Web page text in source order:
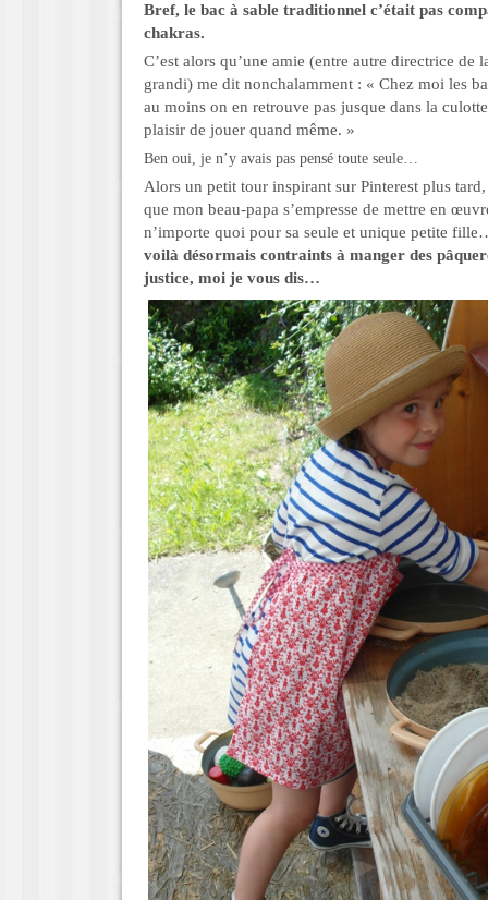
Bref, le bac à sable traditionnel c’était pas
chakras.
C’est alors qu’une amie (entre autre directrice de
grandi) me dit nonchalamment : « Chez moi les
au moins on en retrouve pas jusque dans la
plaisir de jouer quand même. »
Ben oui, je n’y avais pas pensé toute seule…
Alors un petit tour inspirant sur Pinterest plus
que mon beau-papa s’empresse de mettre en
n’importe quoi pour sa seule et unique petite
voilà désormais contraints à manger des
justice, moi je vous dis…